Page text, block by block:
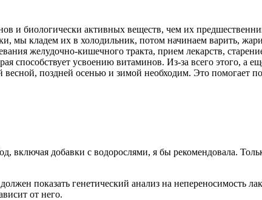
и биологически активных веществ, чем их
мы кладем их в холодильник, потом начинаем варить,
желудочно-кишечного тракта, прием лекарств,
способствует усвоению витаминов. Из-за всего этого, а
поздней осенью и зимой необходим. Это помогает
включая добавки с водорослями, я бы рекомендовала.
показать генетический анализ на непереносимость
от него.